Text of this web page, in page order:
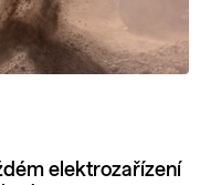
elektrozařízení